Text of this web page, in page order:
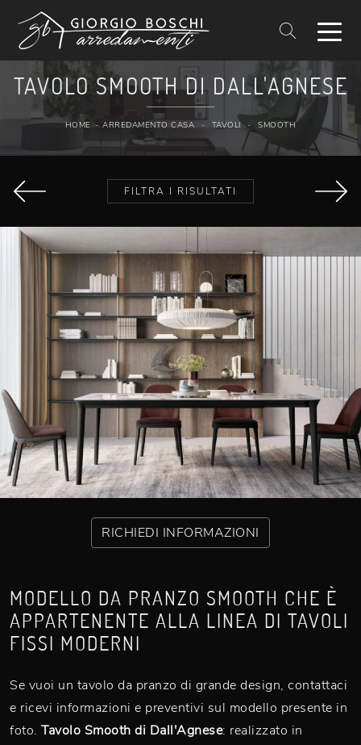
TAVOLO SMOOTH DI DALL'AGNESE
HOME - ARREDAMENTO CASA - TAVOLI - SMOOTH
FILTRA I RISULTATI
RICHIEDI INFORMAZIONI
MODELLO DA PRANZO SMOOTH CHE È
APPARTENENTE ALLA LINEA DI TAVOLI
FISSI MODERNI
Se vuoi un tavolo da pranzo di grande design, contattaci
e ricevi informazioni e preventivi sul modello presente in
foto. Tavolo Smooth di Dall'Agnese: realizzato in